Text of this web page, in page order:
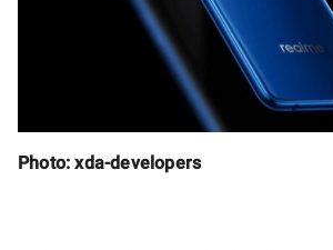
Photo: xda-developers